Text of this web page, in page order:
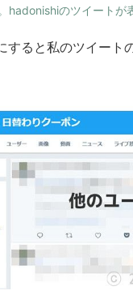
hadonishiのツイートが
すると私のツイート